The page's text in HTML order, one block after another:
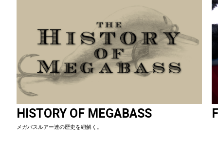
HISTORY OF MEGABASS
メガバスルアー達の歴史を紐解く。